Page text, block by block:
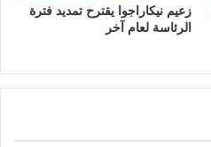
زعيم نيكاراجوا يقترح تمديد فترة
الرئاسة لعام آخر